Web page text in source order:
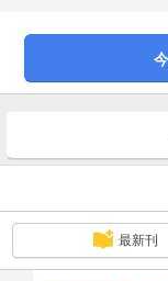
に返り咲き！ 異世界ロボ
最新刊